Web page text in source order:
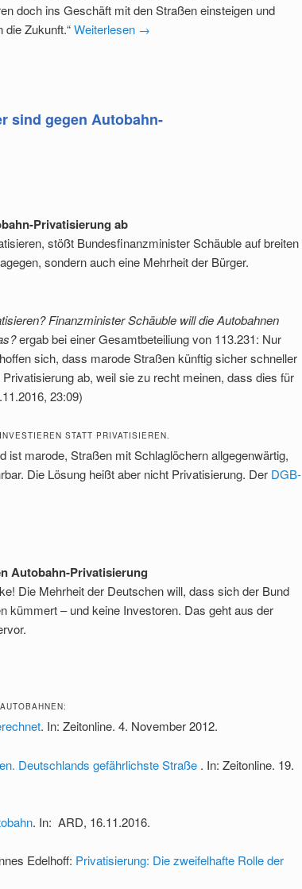
doch ins Geschäft mit den Straßen einsteigen und
die Zukunft.“Weiterlesen →
sind gegen Autobahn-
Privatisierung ab
stößt Bundesfinanzminister Schäuble auf breiten
sondern auch eine Mehrheit der Bürger.
Finanzminister Schäuble will die Autobahnen
ergab bei einer Gesamtbeteiliung von 113.231: Nur
sich, dass marode Straßen künftig sicher schneller
Privatisierung ab, weil sie zu recht meinen, dass dies für
23:09)
STATT PRIVATISIEREN.
ist marode, Straßen mit Schlaglöchern allgegenwärtig,
Die Lösung heißt aber nicht Privatisierung. Der DGB-
Autobahn-Privatisierung
Die Mehrheit der Deutschen will, dass sich der Bund
kümmert – und keine Investoren. Das geht aus der
. In: Zeitonline. 4. November 2012.
Deutschlands gefährlichste Straße . In: Zeitonline. 19.
. In: ARD, 16.11.2016.
Edelhoff: Privatisierung: Die zweifelhafte Rolle der